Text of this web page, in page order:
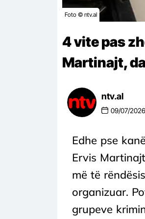
Foto © ntv.al
4 vite pas
Martinajt,
ntv.al
09/07/2026
Edhe pse
Ervis
më të
organizuar.
grupeve